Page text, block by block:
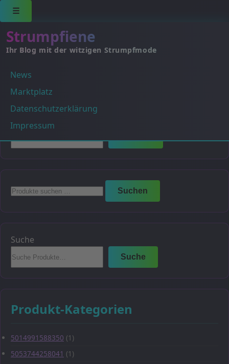
☰
Strumpfiene
Ihr Blog mit der witzigen Strumpfmode
News
Marktplatz
Datenschutzerklärung
Impressum
Es wurden keine Produkte gefunden, die deiner
Auswahl entsprechen.
Suchen
Suchen
nach:
Suchen
Suche
Suche
Produkt-Kategorien
5014991588350 (1)
5053744258041 (1)